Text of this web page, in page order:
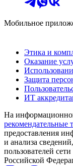
Мобильное
Этика и
Оказание
Защита
ИТ
На
рекомендательные
предоставления
и анализа
пользователей
Российской